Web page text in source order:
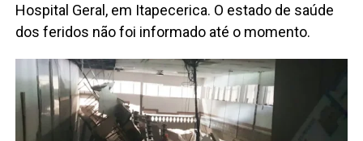
Hospital Geral, em Itapecerica. O estado de saúde
dos feridos não foi informado até o momento.